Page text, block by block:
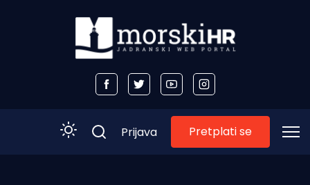
Prijava Pretplati se